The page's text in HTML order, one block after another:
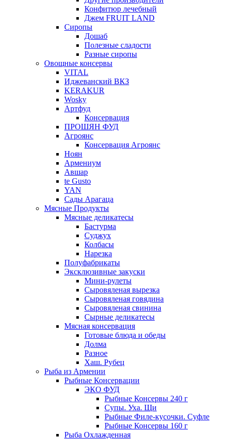
Конфитюр лечебный
Джем FRUIT LAND
Сиропы
Дошаб
Полезные сладости
Разные сиропы
Овощные консервы
VITAL
Иджеванский ВКЗ
KERAKUR
Wosky
Артфуд
Консервация
ПРОШЯН ФУД
Агроянс
Консервация Агроянс
Ноян
Армениум
Авшар
te Gusto
YAN
Сады Арагаца
Мясные Продукты
Мясные деликатесы
Бастурма
Суджух
Колбасы
Нарезка
Полуфабрикаты
Эксклюзивные закуски
Мини-рулеты
Сыровяленая вырезка
Сыровяленая говядина
Сыровяленая свинина
Сырные деликатесы
Мясная консервация
Готовые блюда и обеды
Долма
Разное
Хаш. Рубец
Рыба из Армении
Рыбные Консервации
ЭКО ФУД
Рыбные Консервы 240 г
Супы. Уха. Щи
Рыбные Филе-кусочки. Суфле
Рыбные Консервы 160 г
Рыба Охлажденная